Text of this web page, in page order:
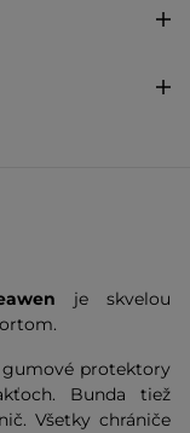
je skvelou
gumové protektory
Bunda tiež
Všetky chrániče